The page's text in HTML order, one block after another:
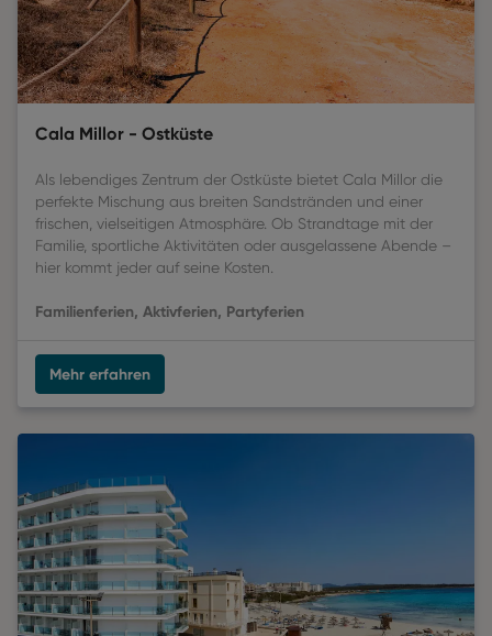
Cala Millor - Ostküste
Als lebendiges Zentrum der Ostküste bietet Cala Millor die
perfekte Mischung aus breiten Sandstränden und einer
frischen, vielseitigen Atmosphäre. Ob Strandtage mit der
Familie, sportliche Aktivitäten oder ausgelassene Abende –
hier kommt jeder auf seine Kosten.
Familienferien, Aktivferien, Partyferien
Mehr erfahren